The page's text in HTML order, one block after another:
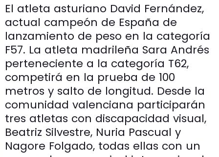
El atleta asturiano David Fernández,
actual campeón de España de
lanzamiento de peso en la categoría
F57. La atleta madrileña Sara Andrés
perteneciente a la categoría T62,
competirá en la prueba de 100
metros y salto de longitud. Desde la
comunidad valenciana participarán
tres atletas con discapacidad visual,
Beatriz Silvestre, Nuria Pascual y
Nagore Folgado, todas ellas con un